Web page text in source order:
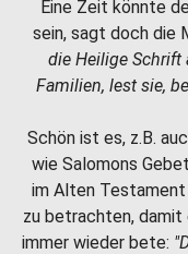
Eine Zeit könnte
sein, sagt doch die
die Heilige Schrift
Familien, lest sie,
Schön ist es, z.B.
wie Salomons
im Alten Testament
zu betrachten, damit
immer wieder bete: